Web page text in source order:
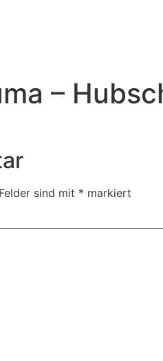
–
sind mit * markiert